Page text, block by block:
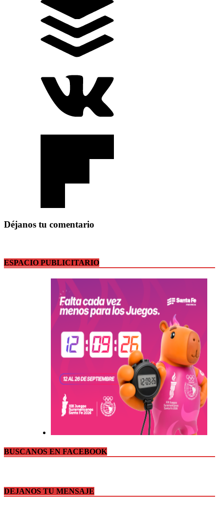
Déjanos tu comentario
ESPACIO PUBLICITARIO
BUSCANOS EN FACEBOOK
DEJANOS TU MENSAJE